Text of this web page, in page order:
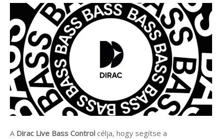
A Dirac Live Bass Control célja, hogy segítse a